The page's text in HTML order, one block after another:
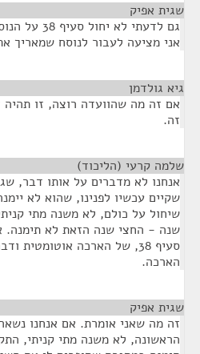
שגית אפיק
גם לדעתי לא
אני מציעה לעבור לנוסח שמאריך את
גיא גולדמן
אם זה מה שהוועדה רוצה, זו
זה.
שלמה קרעי (הליכוד)
אנחנו לא מדברים על אותו דבר,
שקיים עכשיו לפנינו, שהוא לא
שיחול על כולם, לא משנה מתי
שנה - החצי שנה הזאת לא תימנה.
סעיף 38, של הארכה
הארכה.
שגית אפיק
זה מה שאני אומרת. אם אנחנו